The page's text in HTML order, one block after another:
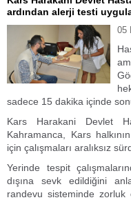
ardından alerji testi
05
sadece 15 dakika içinde
Kars Harakani Devlet
Kahramanca, Kars
için çalışmaları aralıksız
Yerinde tespit
dışına sevk edildiğini
randevu sisteminde